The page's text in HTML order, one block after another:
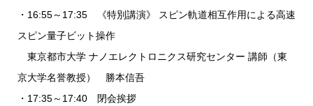
・16:55～17:35 《特別講演》 スピン軌道相互作用による高速
スピン量子ビット操作
東京都市大学 ナノエレクトロニクス研究センター 講師（東
京大学名誉教授） 勝本信吾
・17:35～17:40 閉会挨拶